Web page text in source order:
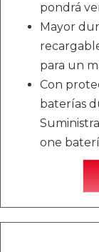
pondrá
Mayor
para un
Con
baterías
one